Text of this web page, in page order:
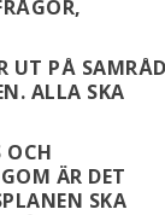
UT PÅ
ALLA SKA
OCH
ÄR DET
SKA